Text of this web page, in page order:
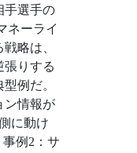
手選手の
ネーライ
略は、
張りする
例だ。
ン情報が
に動け
例2：サ